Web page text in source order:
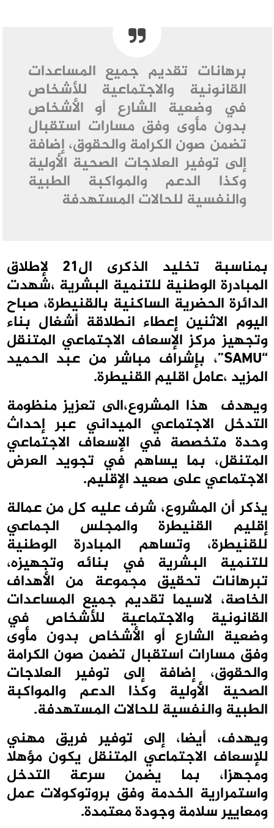
برهانات تقديم جميع المساعدات
القانونية والاجتماعية للأشخاص
في وضعية الشارع أو الأشخاص
بدون مأوى وفق مسارات استقبال
تضمن صون الكرامة والحقوق، إضافة
إلى توفير العلاجات الصحية الأولية
وكذا الدعم والمواكبة الطبية
والنفسية للحالات المستهدفة
بمناسبة تخليد الذكرى ال21 لإطلاق
المبادرة الوطنية للتنمية البشرية ،شهدت
الدائرة الحضرية الساكنية بالقنيطرة، صباح
اليوم الاثنين إعطاء انطلاقة أشغال بناء
وتجهيز مركز الإسعاف الاجتماعي المتنقل
“SAMU”، بإشراف مباشر من عبد الحميد
المزيد ،عامل اقليم القنيطرة.
ويهدف هذا المشروع،الى تعزيز منظومة
التدخل الاجتماعي الميداني عبر إحداث
وحدة متخصصة في الإسعاف الاجتماعي
المتنقل، بما يساهم في تجويد العرض
الاجتماعي على صعيد الإقليم.
يذكر أن المشروع، شرف عليه كل من عمالة
إقليم القنيطرة والمجلس الجماعي
للقنيطرة، وتساهم المبادرة الوطنية
للتنمية البشرية في بنائه وتجهيزه،
تبرهانات تحقيق مجموعة من الأهداف
الخاصة، لاسيما تقديم جميع المساعدات
القانونية والاجتماعية للأشخاص في
وضعية الشارع أو الأشخاص بدون مأوى
وفق مسارات استقبال تضمن صون الكرامة
والحقوق، إضافة إلى توفير العلاجات
الصحية الأولية وكذا الدعم والمواكبة
الطبية والنفسية للحالات المستهدفة.
ويهدف، أيضا، إلى توفير فريق مهني
للإسعاف الاجتماعي المتنقل يكون مؤهلا
ومجهزا، بما يضمن سرعة التدخل
واستمرارية الخدمة وفق بروتوكولات عمل
ومعايير سلامة وجودة معتمدة.